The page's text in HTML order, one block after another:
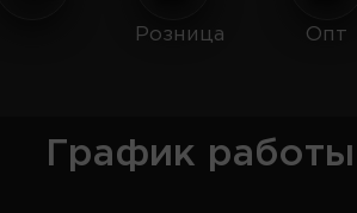
Розница Опт
График